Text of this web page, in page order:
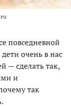
повседневной
очень в нас
— сделать так,
и
так